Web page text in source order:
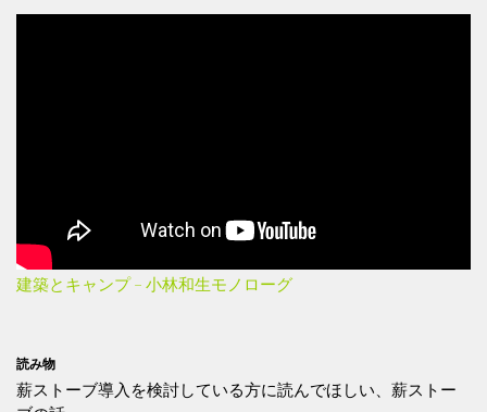
建築とキャンプ – 小林和生モノローグ
読み物
薪ストーブ導入を検討している方に読んでほしい、薪ストー